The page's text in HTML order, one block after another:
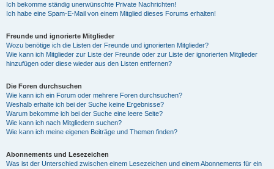
Ich bekomme ständig unerwünschte Private Nachrichten!
Ich habe eine Spam-E-Mail von einem Mitglied dieses Forums erhalten!
Freunde und ignorierte Mitglieder
Wozu benötige ich die Listen der Freunde und ignorierten Mitglieder?
Wie kann ich Mitglieder zur Liste der Freunde oder zur Liste der ignorierten Mitglieder
hinzufügen oder diese wieder aus den Listen entfernen?
Die Foren durchsuchen
Wie kann ich ein Forum oder mehrere Foren durchsuchen?
Weshalb erhalte ich bei der Suche keine Ergebnisse?
Warum bekomme ich bei der Suche eine leere Seite?
Wie kann ich nach Mitgliedern suchen?
Wie kann ich meine eigenen Beiträge und Themen finden?
Abonnements und Lesezeichen
Was ist der Unterschied zwischen einem Lesezeichen und einem Abonnements für ein